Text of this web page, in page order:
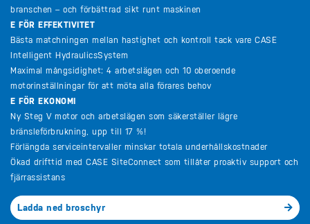
branschen – och förbättrad sikt runt maskinen
E FÖR EFFEKTIVITET
Bästa matchningen mellan hastighet och kontroll tack vare CASE
Intelligent HydraulicsSystem
Maximal mångsidighet: 4 arbetslägen och 10 oberoende
motorinställningar för att möta alla förares behov
E FÖR EKONOMI
Ny Steg V motor och arbetslägen som säkerställer lägre
bränsleförbrukning, upp till 17 %!
Förlängda serviceintervaller minskar totala underhållskostnader
Ökad drifttid med CASE SiteConnect som tillåter proaktiv support och
fjärrassistans
Ladda ned broschyr